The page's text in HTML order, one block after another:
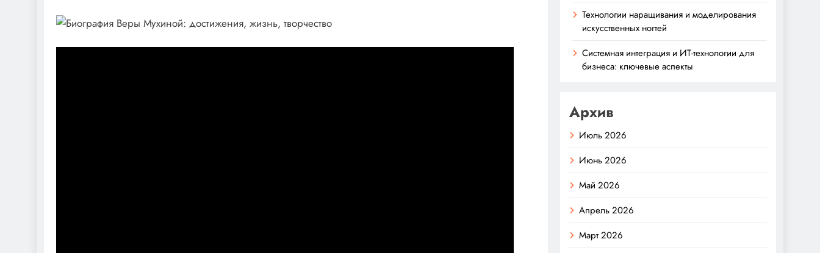
Технологии наращивания и моделирования
искусственных ногтей
Системная интеграция и ИТ-технологии для
бизнеса: ключевые аспекты
Архив
Июль 2026
Июнь 2026
Май 2026
Апрель 2026
Март 2026